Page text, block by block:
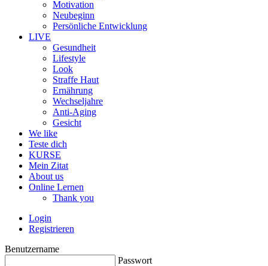
Motivation
Neubeginn
Persönliche Entwicklung
LIVE
Gesundheit
Lifestyle
Look
Straffe Haut
Ernährung
Wechseljahre
Anti-Aging
Gesicht
We like
Teste dich
KURSE
Mein Zitat
About us
Online Lernen
Thank you
Login
Registrieren
Benutzername
Passwort